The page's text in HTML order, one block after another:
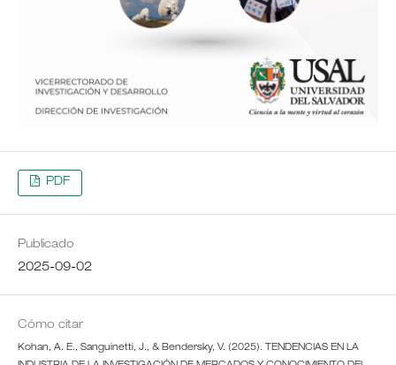
PDF
Publicado
2025-09-02
Cómo citar
Kohan, A. E., Sanguinetti, J., & Bendersky, V. (2025). TENDENCIAS EN LA